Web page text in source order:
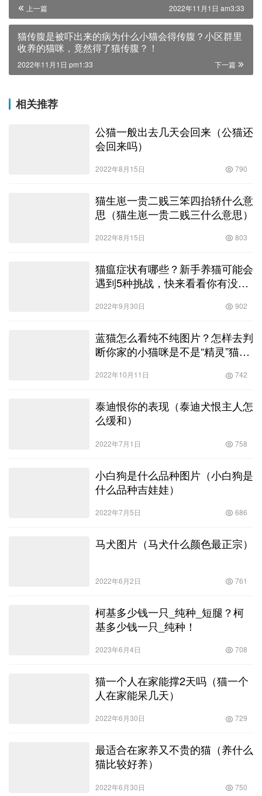
上一篇 2022年11月1日 am3:33
猫传腹是被吓出来的病为什么小猫会得传腹？小区群里
收养的猫咪，竟然得了猫传腹？！
下一篇
2022年11月1日 pm1:33
相关推荐
公猫一般出去几天会回来（公猫还
会回来吗）
2022年8月15日 790
猫生崽一贵二贱三笨四抬轿什么意
思（猫生崽一贵二贱三什么意思）
2022年8月15日 803
猫瘟症状有哪些？新手养猫可能会
遇到5种挑战，快来看看你有没有
2022年9月30日 902
蓝猫怎么看纯不纯图片？怎样去判
断你家的小猫咪是不是“精灵”猫？
2022年10月11日 742
泰迪恨你的表现（泰迪犬恨主人怎
么缓和）
2022年7月1日 758
小白狗是什么品种图片（小白狗是
什么品种吉娃娃）
2022年7月5日 686
马犬图片（马犬什么颜色最正宗）
2022年6月2日 761
柯基多少钱一只_纯种_短腿？柯
基多少钱一只_纯种！
2023年6月4日 708
猫一个人在家能撑2天吗（猫一个
人在家能呆几天）
2022年6月30日 729
最适合在家养又不贵的猫（养什么
猫比较好养）
2022年6月30日 750